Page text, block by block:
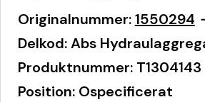
Originalnummer: 1550294
Delkod: Abs
Produktnummer: T1304143
Position: Ospecificerat